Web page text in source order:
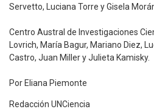
Servetto, Luciana Torre y Gisela
Centro Austral de Investigaciones
Lovrich, María Bagur, Mariano Diez,
Castro, Juan Miller y Julieta Kamisky.
Por Eliana Piemonte
Redacción UNCiencia